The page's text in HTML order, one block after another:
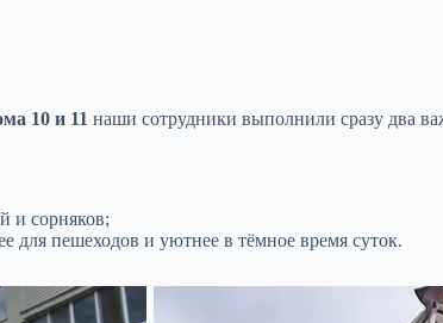
10 и 11 наши сотрудники выполнили сразу два
и сорняков;
для пешеходов и уютнее в тёмное время суток.